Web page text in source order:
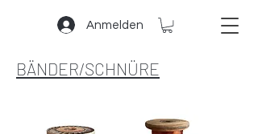
Anmelden
BÄNDER/SCHNÜRE